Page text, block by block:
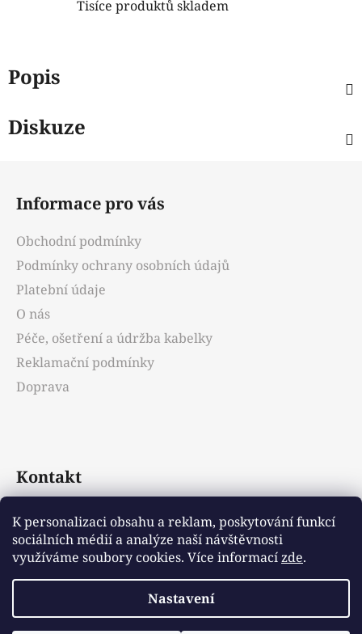
K personalizaci obsahu a reklam, poskytování funkcí
sociálních médií a analýze naší návštěvnosti
využíváme soubory cookies. Více informacízde.
Nastavení
Tisíce produktů skladem
Popis
Diskuze
Informace pro vás
Obchodní podmínky
Podmínky ochrany osobních údajů
Platební údaje
O nás
Péče, ošetření a údržba kabelky
Reklamační podmínky
Doprava
Kontakt
info@emotys.cz
+421903231812